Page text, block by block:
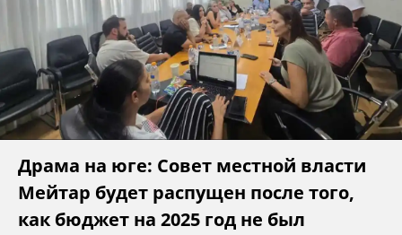
Драма на юге: Совет местной власти
Мейтар будет распущен после того,
как бюджет на 2025 год не был